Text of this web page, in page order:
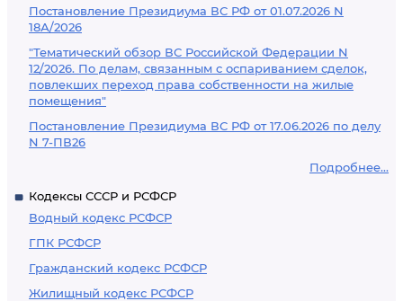
Постановление Президиума ВС РФ от 01.07.2026 N
18А/2026
"Тематический обзор ВС Российской Федерации N
12/2026. По делам, связанным с оспариванием сделок,
повлекших переход права собственности на жилые
помещения"
Постановление Президиума ВС РФ от 17.06.2026 по делу
N 7-ПВ26
Подробнее...
Кодексы СССР и РСФСР
Водный кодекс РСФСР
ГПК РСФСР
Гражданский кодекс РСФСР
Жилищный кодекс РСФСР